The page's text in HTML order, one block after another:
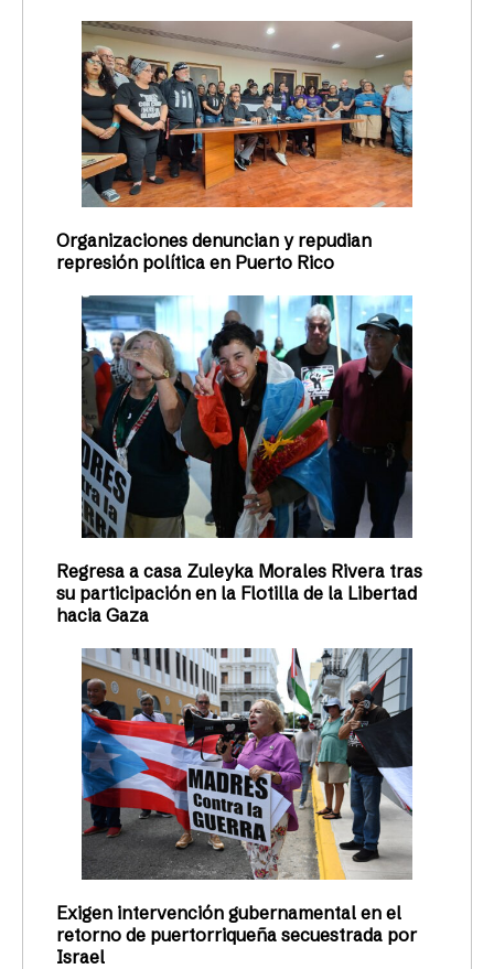
Organizaciones denuncian y repudian
represión política en Puerto Rico
Regresa a casa Zuleyka Morales Rivera tras
su participación en la Flotilla de la Libertad
hacia Gaza
Exigen intervención gubernamental en el
retorno de puertorriqueña secuestrada por
Israel